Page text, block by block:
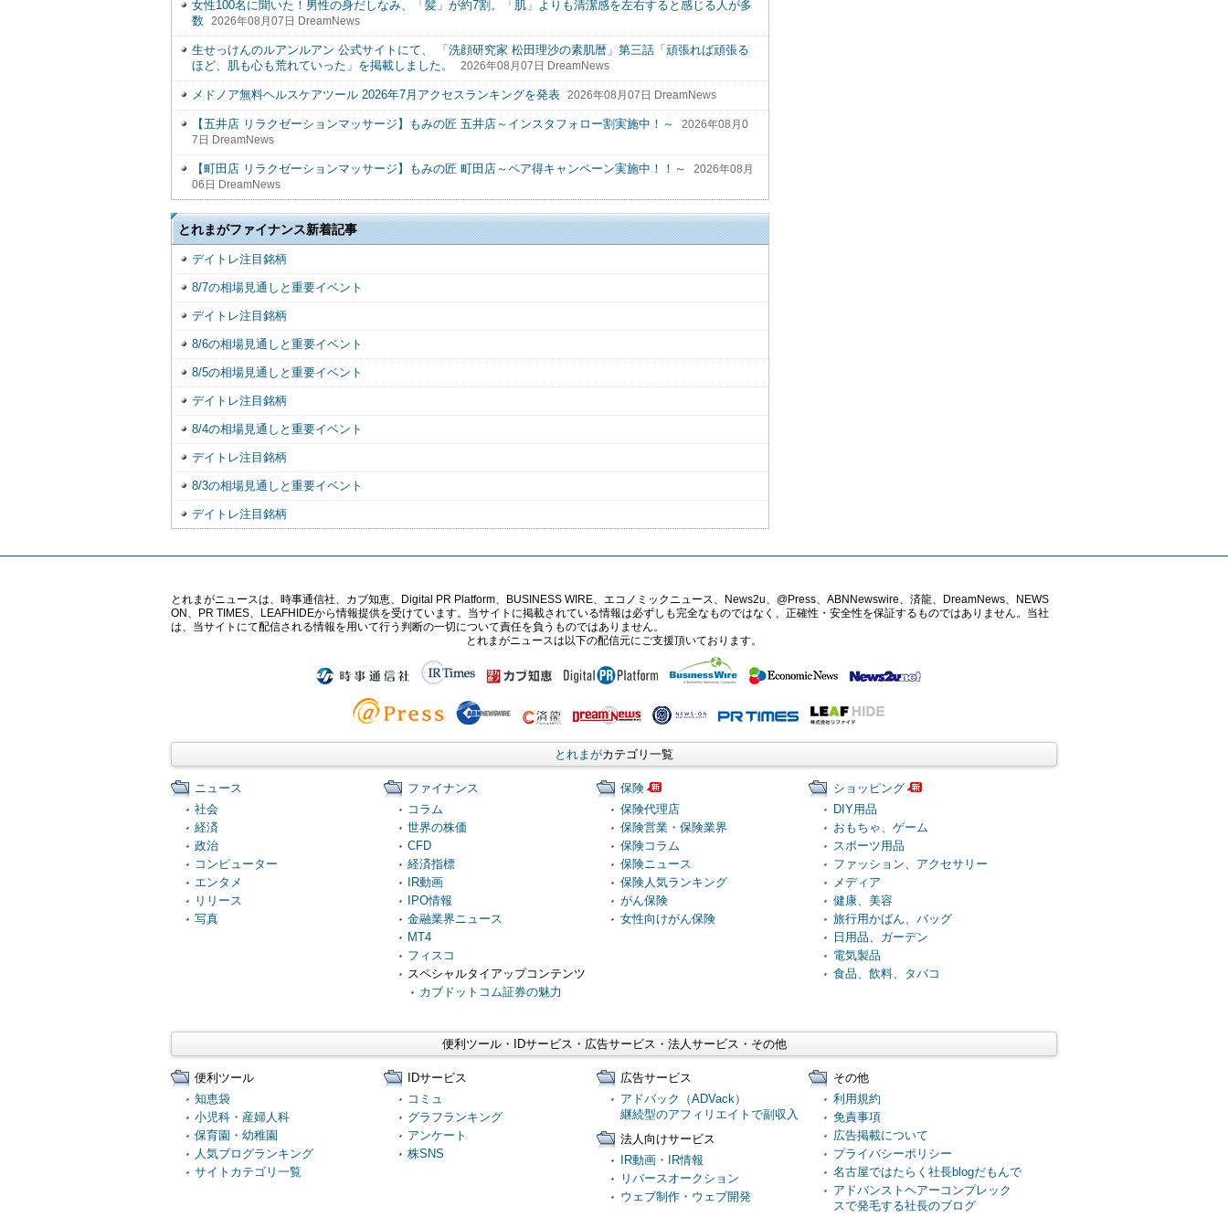
女性100名に聞いた！男性の身だしなみ、「髪」が約7割。「肌」よりも清潔感を左右すると感じる人が多
数
2026年08月07日 DreamNews
生せっけんのルアンルアン 公式サイトにて、 「洗顔研究家 松田理沙の素肌暦」第三話「頑張れば頑張る
ほど、肌も心も荒れていった」を掲載しました。
2026年08月07日 DreamNews
メドノア無料ヘルスケアツール 2026年7月アクセスランキングを発表 2026年08月07日 DreamNews
【五井店 リラクゼーションマッサージ】もみの匠 五井店～インスタフォロー割実施中！～
2026年08月0
7日 DreamNews
【町田店 リラクゼーションマッサージ】もみの匠 町田店～ペア得キャンペーン実施中！！～
2026年08月
06日 DreamNews
とれまがファイナンス新着記事
デイトレ注目銘柄
8/7の相場見通しと重要イベント
デイトレ注目銘柄
8/6の相場見通しと重要イベント
8/5の相場見通しと重要イベント
デイトレ注目銘柄
8/4の相場見通しと重要イベント
デイトレ注目銘柄
8/3の相場見通しと重要イベント
デイトレ注目銘柄
とれまがニュースは、時事通信社、カブ知恵、Digital PR Platform、BUSINESS WIRE、エコノミックニュース、News2u、@Press、ABNNewswire、済龍、DreamNews、NEWS
ON、PR TIMES、LEAFHIDEから情報提供を受けています。当サイトに掲載されている情報は必ずしも完全なものではなく、正確性・安全性を保証するものではありません。当社
は、当サイトにて配信される情報を用いて行う判断の一切について責任を負うものではありません。
とれまがニュースは以下の配信元にご支援頂いております。
とれまがカテゴリ一覧
ニュース
社会
経済
政治
コンピューター
エンタメ
リリース
写真
ファイナンス
コラム
世界の株価
CFD
経済指標
IR動画
IPO情報
金融業界ニュース
MT4
フィスコ
スペシャルタイアップコンテンツ
カブドットコム証券の魅力
保険
保険代理店
保険営業・保険業界
保険コラム
保険ニュース
保険人気ランキング
がん保険
女性向けがん保険
ショッピング
DIY用品
おもちゃ、ゲーム
スポーツ用品
ファッション、アクセサリー
メディア
健康、美容
旅行用かばん、バッグ
日用品、ガーデン
電気製品
食品、飲料、タバコ
便利ツール・IDサービス・広告サービス・法人サービス・その他
便利ツール
知恵袋
小児科・産婦人科
保育園・幼稚園
人気ブログランキング
サイトカテゴリ一覧
IDサービス
コミュ
グラフランキング
アンケート
株SNS
広告サービス
アドバック（ADVack）
継続型のアフィリエイトで副収入
法人向けサービス
IR動画・IR情報
リバースオークション
ウェブ制作・ウェブ開発
その他
利用規約
免責事項
広告掲載について
プライバシーポリシー
名古屋ではたらく社長blogだもんで
アドバンストヘアーコンプレック
スで発毛する社長のブログ